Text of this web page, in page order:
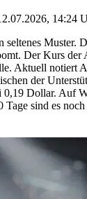
14:24
seltenes
Der Kurs
Aktuell notiert
der
0,19 Dollar. Auf
Tage sind es